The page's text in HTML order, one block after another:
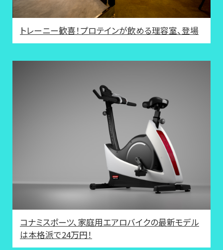
トレーニー歓喜！プロテインが飲める理容室、登場
コナミスポーツ、家庭用エアロバイクの最新モデル
は本格派で24万円！